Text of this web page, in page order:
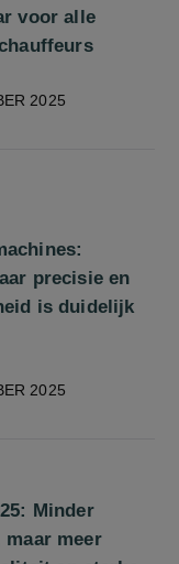
voor alle
2025
precisie en
is duidelijk
2025
Minder
maar meer